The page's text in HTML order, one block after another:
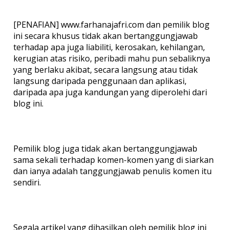
[PENAFIAN] www.farhanajafri.com dan pemilik blog
ini secara khusus tidak akan bertanggungjawab
terhadap apa juga liabiliti, kerosakan, kehilangan,
kerugian atas risiko, peribadi mahu pun sebaliknya
yang berlaku akibat, secara langsung atau tidak
langsung daripada penggunaan dan aplikasi,
daripada apa juga kandungan yang diperolehi dari
blog ini.
Pemilik blog juga tidak akan bertanggungjawab
sama sekali terhadap komen-komen yang di siarkan
dan ianya adalah tanggungjawab penulis komen itu
sendiri.
Segala artikel yang dihasilkan oleh pemilik blog ini